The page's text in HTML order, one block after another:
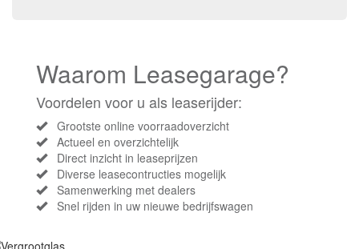
Waarom Leasegarage?
Voordelen voor u als leaserijder:
Grootste online voorraadoverzicht
Actueel en overzichtelijk
Direct inzicht in leaseprijzen
Diverse leasecontructies mogelijk
Samenwerking met dealers
Snel rijden in uw nieuwe bedrijfswagen